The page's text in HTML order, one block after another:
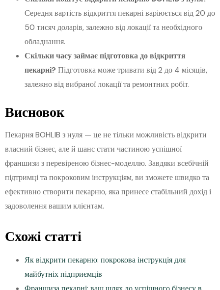
Середня вартість відкриття пекарні варіюється від 20 до
50 тисяч доларів, залежно від локації та необхідного
обладнання.
Скільки часу займає підготовка до відкриття
пекарні? Підготовка може тривати від 2 до 4 місяців,
залежно від вибраної локації та ремонтних робіт.
Висновок
Пекарня BOHLIB з нуля — це не тільки можливість відкрити
власний бізнес, але й шанс стати частиною успішної
франшизи з перевіреною бізнес-моделлю. Завдяки всебічній
підтримці та покроковим інструкціям, ви зможете швидко та
ефективно створити пекарню, яка принесе стабільний дохід і
задоволення вашим клієнтам.
Схожі статті
Як відкрити пекарню: покрокова інструкція для
майбутніх підприємців